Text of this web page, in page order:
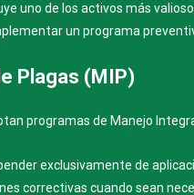
uno de los activos más
un programa
Plagas (MIP)
programas de Manejo
exclusivamente de
correctivas cuando sean